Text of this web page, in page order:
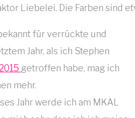
Liebelei. Die Farben sind
für verrückte und
Jahr, als ich Stephen
getroffen habe, mag ich
mehr.
Jahr werde ich am MKAL